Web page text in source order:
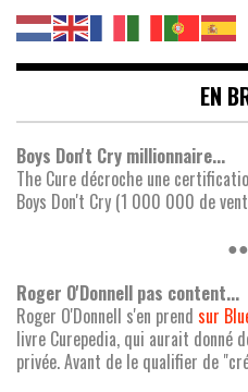
EN
Boys Don't Cry millionnaire...
The Cure décroche une
Boys Don't Cry (1 000 000 de
Roger O'Donnell pas content...
Roger O'Donnell s'en prend sur
livre Curepedia, qui aurait donné
privée. Avant de le qualifier de